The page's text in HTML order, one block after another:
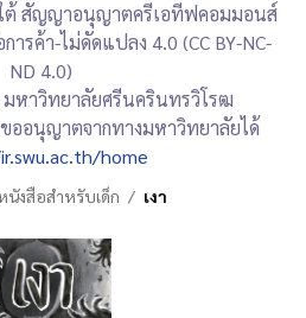
ต้ สัญญาอนุญาตครีเอทีฟคอมมอนส์
รค้า-ไม่ดัดแปลง 4.0 (CC BY-NC-
ND 4.0)
มหาวิทยาลัยศรีนครินทรวิโรฒ
ออนุญาตจากทางมหาวิทยาลัยได้
home
นังสือสำหรับเด็ก เงา